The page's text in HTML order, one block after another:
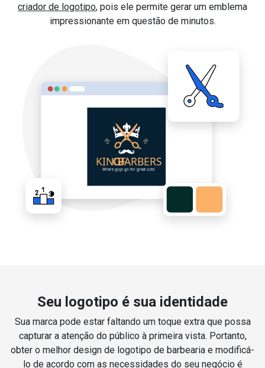
criador de logotipo, pois ele permite gerar um emblema
impressionante em questão de minutos.
Seu logotipo é sua identidade
Sua marca pode estar faltando um toque extra que possa
capturar a atenção do público à primeira vista. Portanto,
obter o melhor design de logotipo de barbearia e modificá-
lo de acordo com as necessidades do seu negócio é